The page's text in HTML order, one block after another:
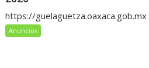
https://guelaguetza.oaxaca.gob.mx
Anuncios